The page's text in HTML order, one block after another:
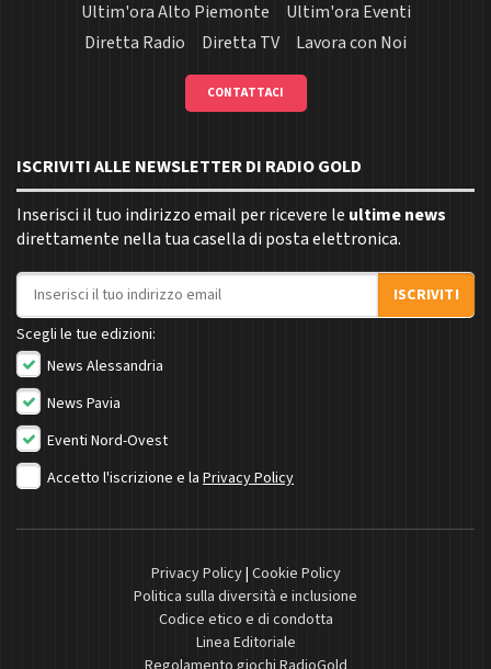
Ultim'ora Alto Piemonte
Ultim'ora Eventi
Diretta Radio
Diretta TV Lavora con Noi
CONTATTACI
ISCRIVITI ALLE NEWSLETTER DI RADIO GOLD
Inserisci il tuo indirizzo email per ricevere le ultime news
direttamente nella tua casella di posta elettronica.
Indirizzo email
ISCRIVITI
Scegli le tue edizioni:
News Alessandria
News Pavia
Eventi Nord-Ovest
Accetto l'iscrizione e la Privacy Policy
Privacy Policy| Cookie Policy
Politica sulla diversità e inclusione
Codice etico e di condotta
Linea Editoriale